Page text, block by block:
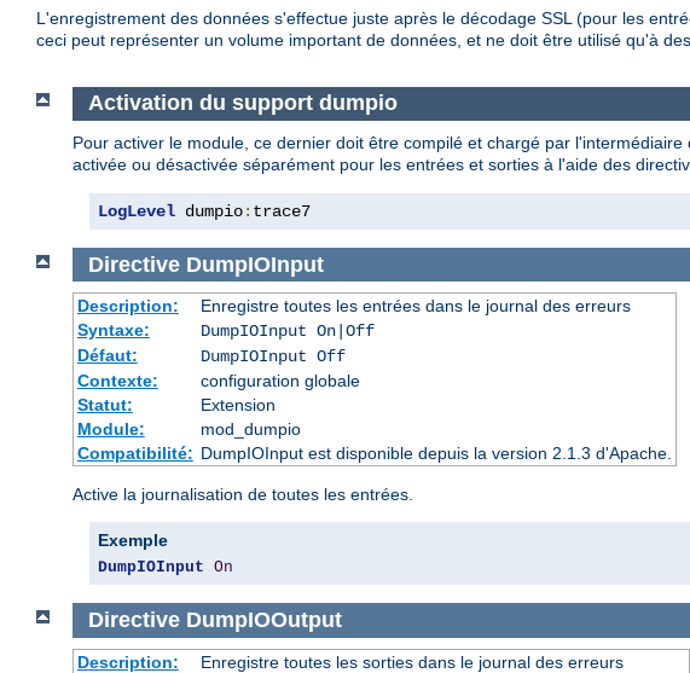
L'enregistrement des données s'effectue juste après le décodage SSL (pour les
ceci peut représenter un volume important de données, et ne doit être utilisé qu'à
Activation du support dumpio
Pour activer le module, ce dernier doit être compilé et chargé par
activée ou désactivée séparément pour les entrées et sorties à l'aide des
LogLevel dumpio: trace7
Directive DumpIOInput
Description:
Enregistre toutes les entrées dans le journal des erreurs
Syntaxe:
DumpIOInput On|Off
Défaut:
DumpIOInput Off
Contexte:
configuration globale
Statut:
Extension
Module:
mod_dumpio
Compatibilité: DumpIOInput est disponible depuis la version 2.1.3 d'Apache.
Active la journalisation de toutes les entrées.
Exemple
DumpIOInput On
Directive DumpIOOutput
Description: Enregistre toutes les sorties dans le journal des erreurs